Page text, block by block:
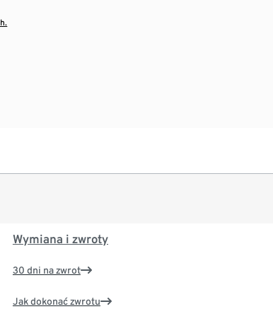
Wymiana i zwroty
30 dni na zwrot
Jak dokonać zwrotu